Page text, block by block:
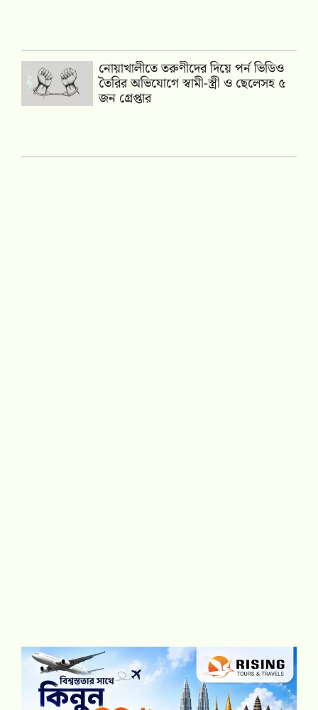
নোয়াখালীতে তরুণীদের দিয়ে পর্ন ভিডিও
তৈরির অভিযোগে স্বামী-স্ত্রী ও ছেলেসহ ৫
জন গ্রেপ্তার